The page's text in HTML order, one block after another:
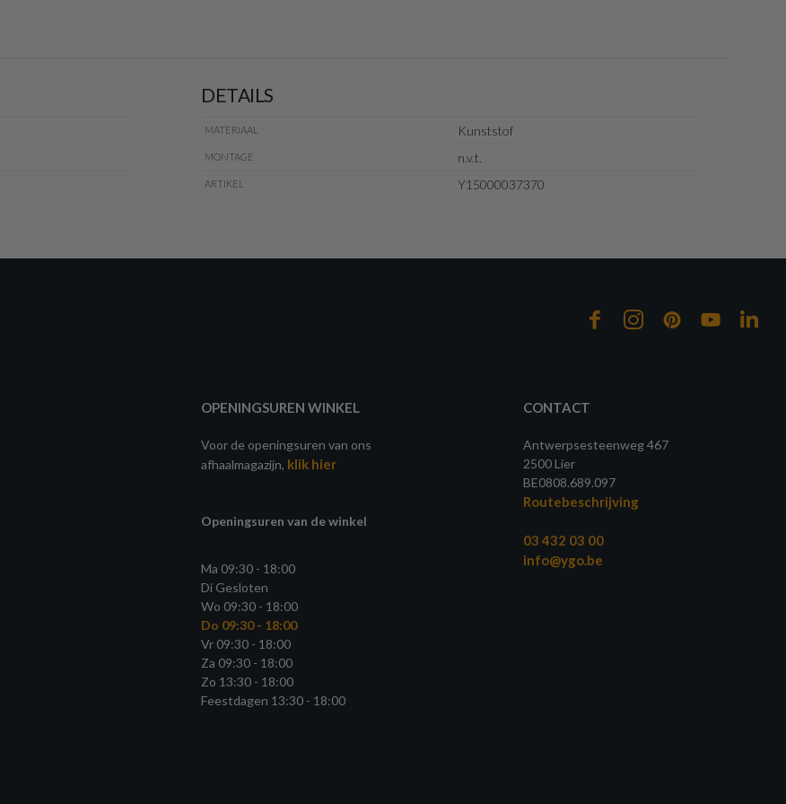
DETAILS
MATERIAAL Kunststof
MONTAGE n.v.t.
ARTIKEL Y15000037370
OPENINGSUREN WINKEL
Voor de openingsuren van ons
afhaalmagazijn, klik hier
Openingsuren van de winkel
Ma 09:30 - 18:00
Di Gesloten
Wo 09:30 - 18:00
Do 09:30 - 18:00
Vr 09:30 - 18:00
Za 09:30 - 18:00
Zo 13:30 - 18:00
Feestdagen 13:30 - 18:00
CONTACT
Antwerpsesteenweg 467
2500 Lier
BE0808.689.097
Routebeschrijving
03 432 03 00
info@ygo.be